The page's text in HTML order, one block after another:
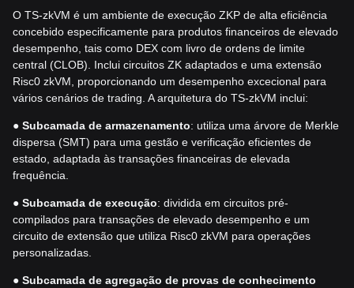
O TS-zkVM é um ambiente de execução ZKP de alta eficiência
concebido especificamente para produtos financeiros de elevado
desempenho, tais como DEX com livro de ordens de limite
central (CLOB). Inclui circuitos ZK adaptados e uma extensão
Risc0 zkVM, proporcionando um desempenho excecional para
vários cenários de trading. A arquitetura do TS-zkVM inclui:
● Subcamada de armazenamento: utiliza uma árvore de Merkle
dispersa (SMT) para uma gestão e verificação eficientes de
estado, adaptada às transações financeiras de elevada
frequência.
● Subcamada de execução: dividida em circuitos pré-
compilados para transações de elevado desempenho e um
circuito de extensão que utiliza Risc0 zkVM para operações
personalizadas.
● Subcamada de agregação de provas de conhecimento